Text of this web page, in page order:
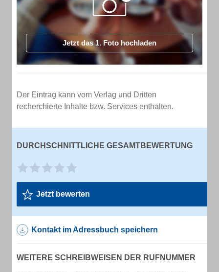
Jetzt das 1. Foto hochladen
Der Eintrag kann vom Verlag und Dritten
recherchierte Inhalte bzw. Services enthalten.
DURCHSCHNITTLICHE GESAMTBEWERTUNG
Jetzt bewerten
Kontakt im Adressbuch speichern
WEITERE SCHREIBWEISEN DER RUFNUMMER